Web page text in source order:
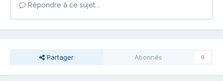
Répondre à ce sujet…
Partager Abonnés 0